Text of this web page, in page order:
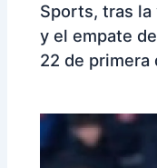
Sports, tras la
y el empate
22 de primera